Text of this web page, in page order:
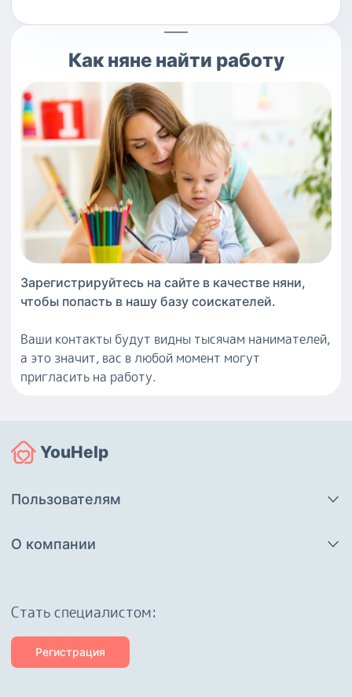
Какняненайти работу
Зарегистрируйтесь на сайте в качестве няни,
чтобы попасть в нашу базу соискателей.
Ваши контакты будут видны тысячам нанимателей,
а это значит, вас в любой момент могут
пригласить на работу.
YouHelp
Пользователям
О компании
Cтать специалистом:
Регистрация